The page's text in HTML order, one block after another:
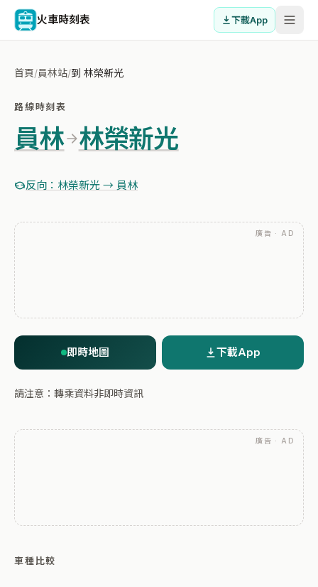
火車時刻表 下載App
首頁/員林站/到 林榮新光
路線時刻表
員林 林榮新光
反向：林榮新光 → 員林
廣告 · AD
即時地圖 下載App
請注意：轉乘資料非即時資訊
廣告 · AD
車種比較